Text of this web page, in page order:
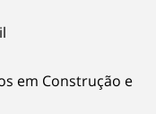
em Construção e